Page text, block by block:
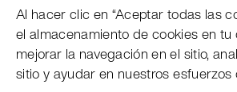
Subscribe Pacojet Newsletter
Would you like to be regularly
Al hacer clic en “Aceptar todas las
el almacenamiento de cookies en
mejorar la navegación en el sitio,
sitio y ayudar en nuestros esfuerzos